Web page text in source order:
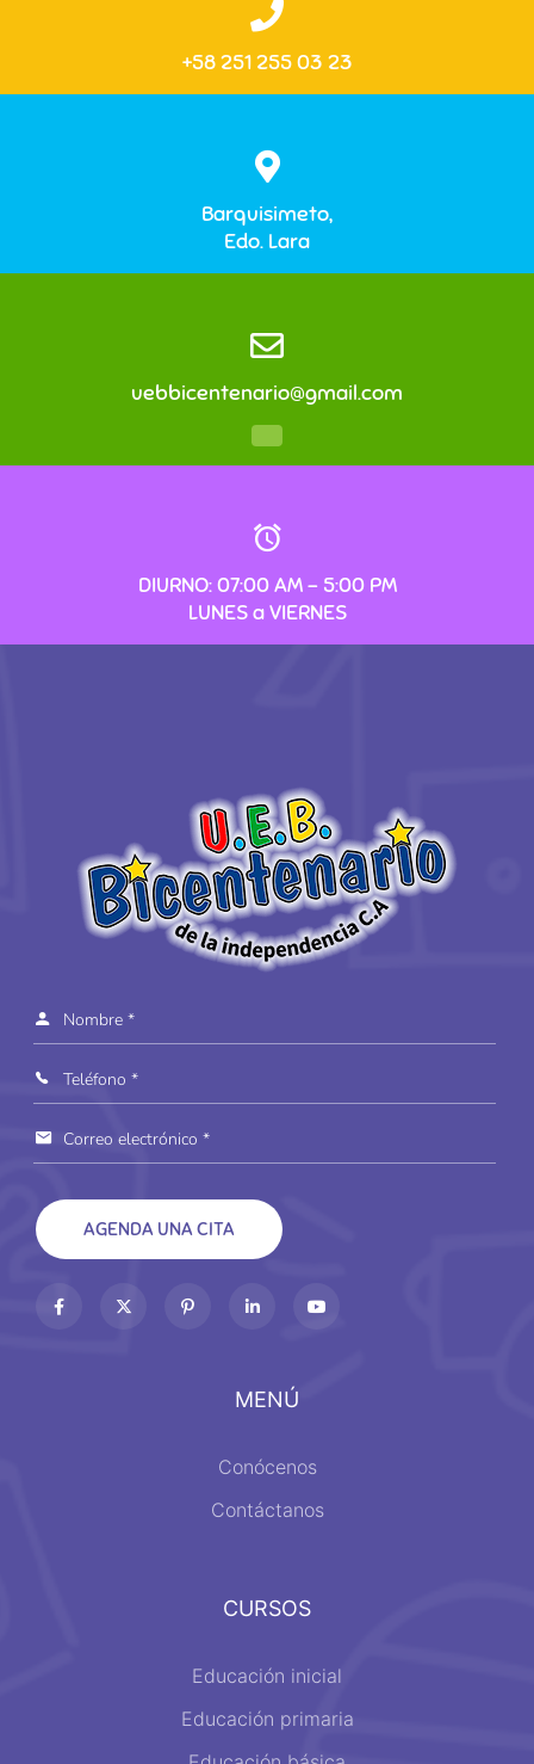
+58 251 255 03 23
Barquisimeto,
Edo. Lara
uebbicentenario@gmail.com
DIURNO: 07:00 AM – 5:00 PM
LUNES a VIERNES
MENÚ
Conócenos
Contáctanos
CURSOS
Educación inicial
Educación primaria